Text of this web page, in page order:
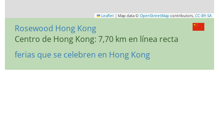
Leaflet | Map data © OpenStreetMap contributors, CC-BY-SA
Rosewood Hong Kong
Centro de Hong Kong: 7,70 km en línea recta
ferias que se celebren en Hong Kong